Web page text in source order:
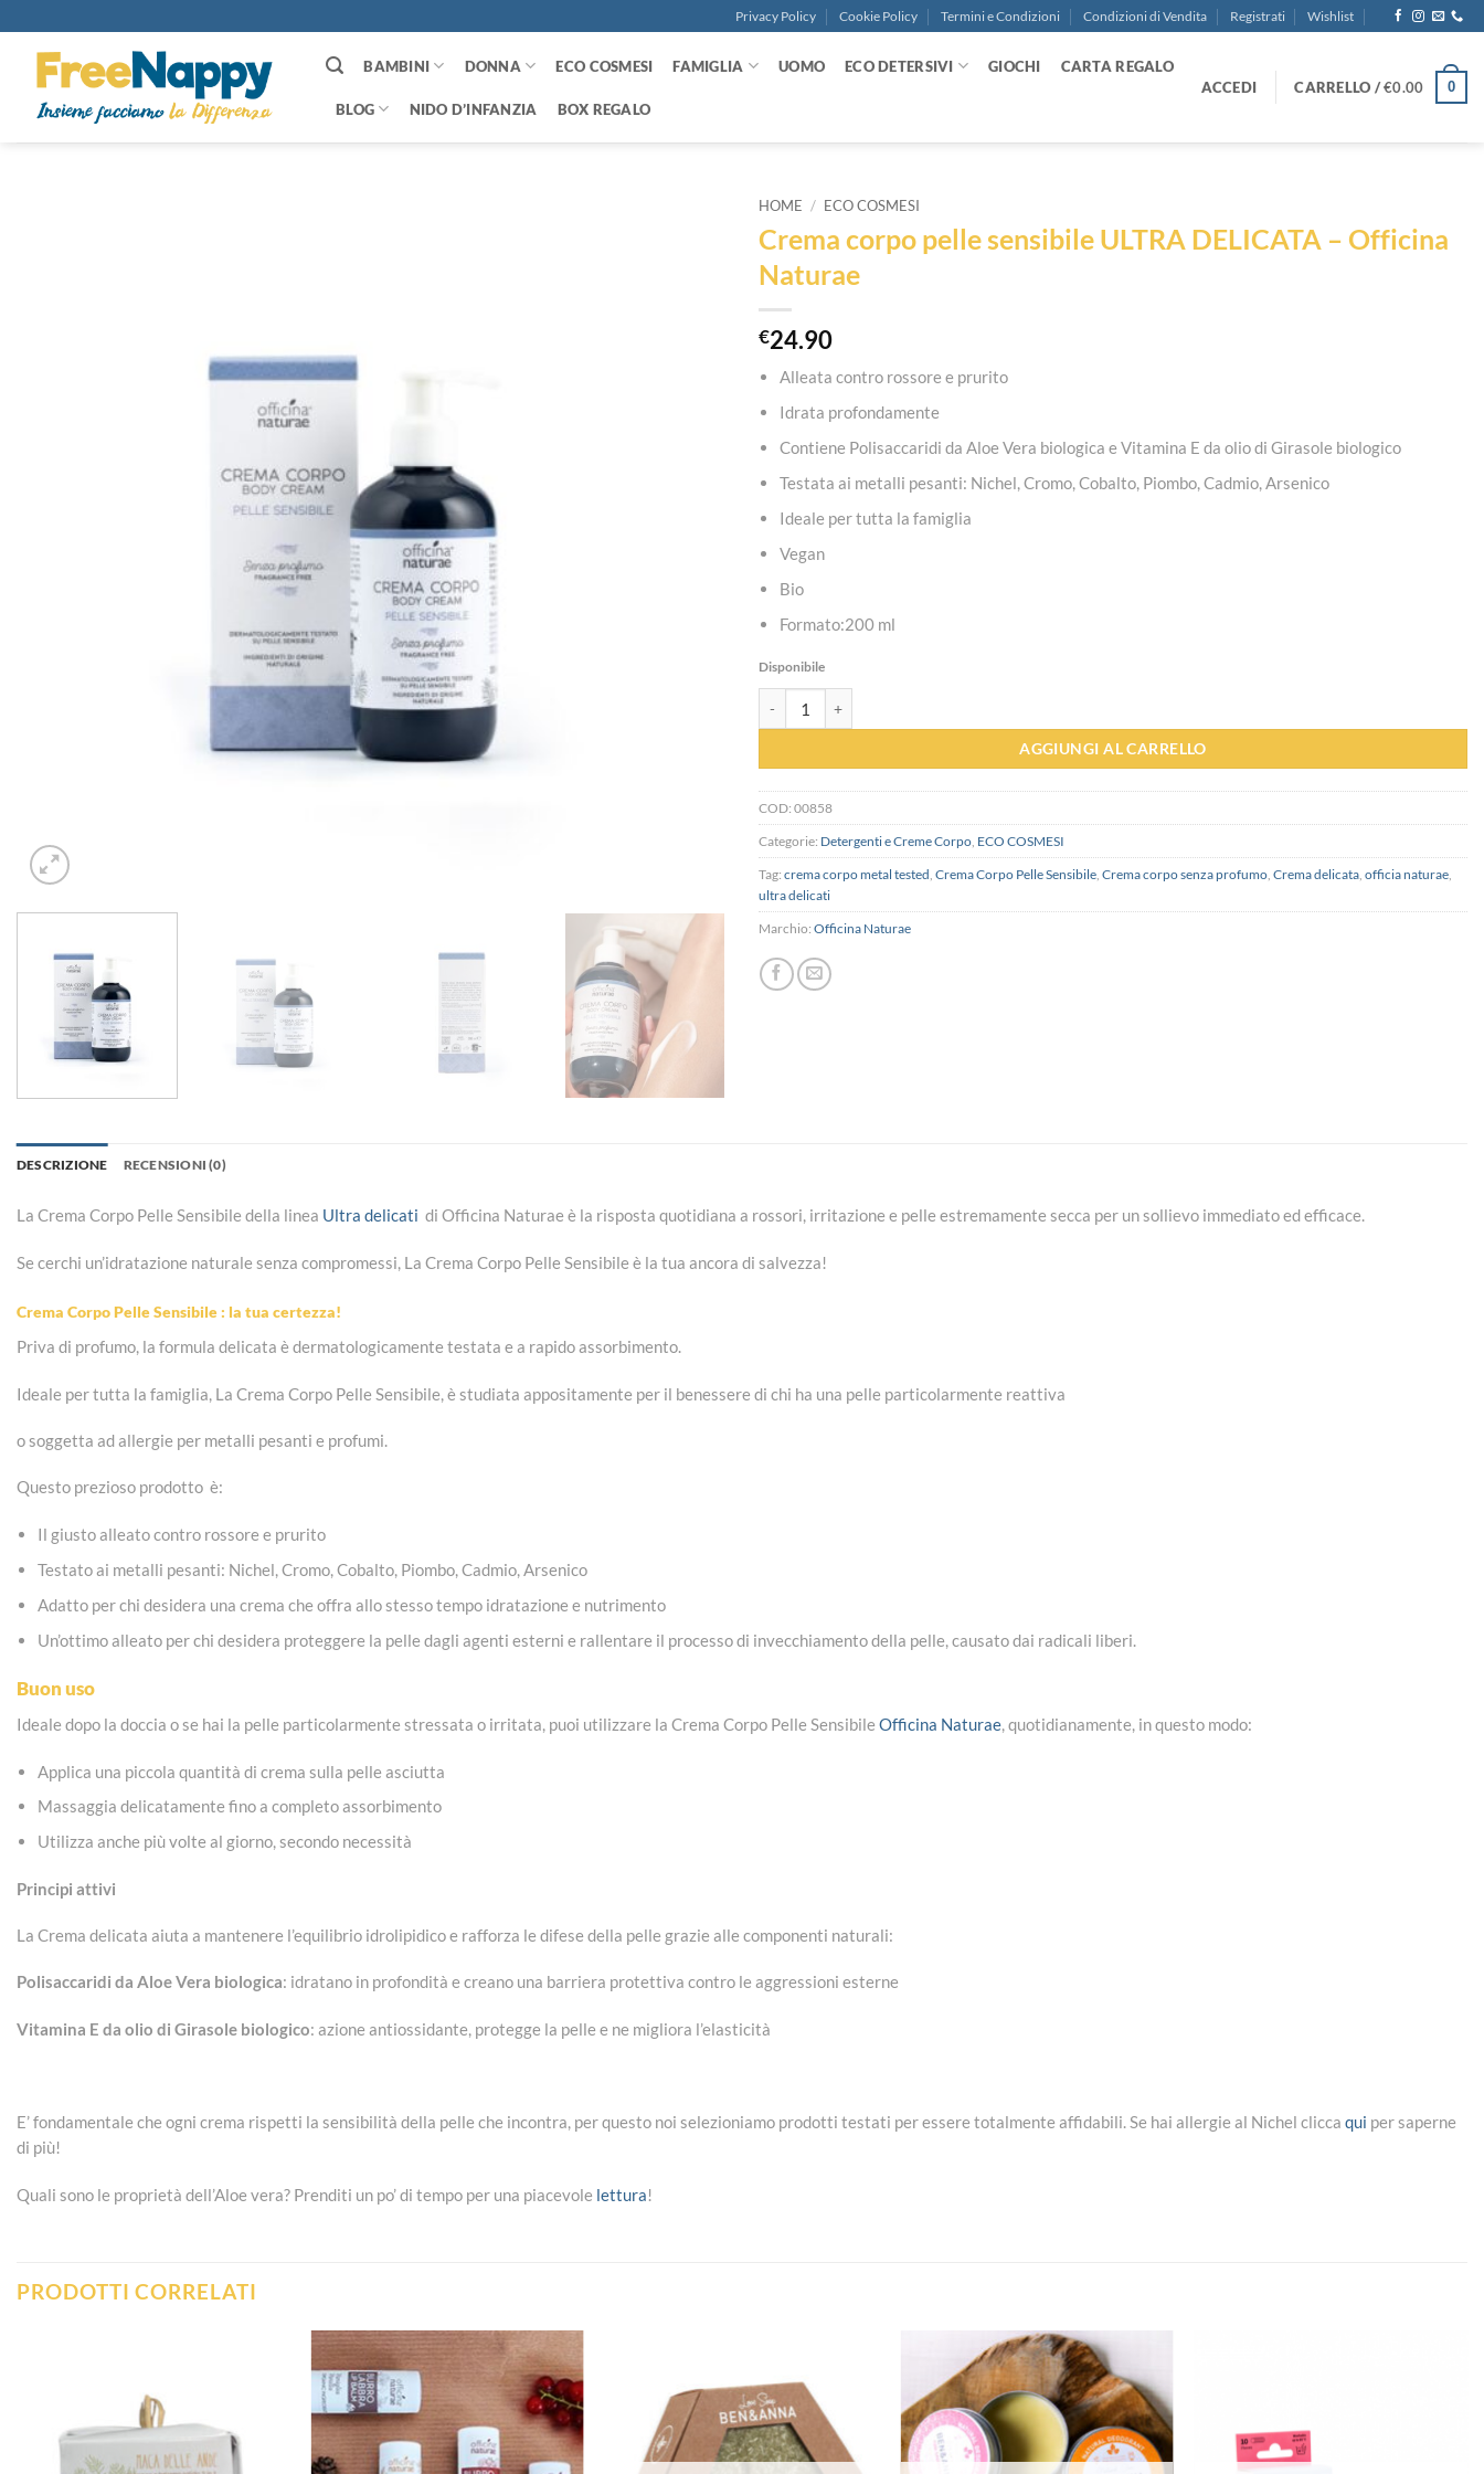
ai
contenuti
Privacy Policy Cookie Policy Termini e Condizioni Condizioni di Vendita Registrati Wishlist
BAMBINI DONNA ECO COSMESI FAMIGLIA UOMO ECO DETERSIVI GIOCHI CARTA REGALO
BLOG NIDO D’INFANZIA BOX REGALO
ACCEDI CARRELLO /€0.00 0
HOME / ECO COSMESI
Crema corpo pelle sensibile ULTRA DELICATA – Officina
Naturae
€24.90
Alleata contro rossore e prurito
Idrata profondamente
Contiene Polisaccaridi da Aloe Vera biologica e Vitamina E da olio di Girasole biologico
Testata ai metalli pesanti: Nichel, Cromo, Cobalto, Piombo, Cadmio, Arsenico
Ideale per tutta la famiglia
Vegan
Bio
Formato:200 ml
Disponibile
AGGIUNGI AL CARRELLO
COD: 00858
Categorie: Detergenti e Creme Corpo ECO COSMESI
Tag: crema corpo metal tested Crema Corpo Pelle Sensibile Crema corpo senza profumo Crema delicata officia naturae
ultra delicati
Marchio: Officina Naturae
DESCRIZIONE RECENSIONI (0)
La Crema Corpo Pelle Sensibile della linea Ultra delicati di Officina Naturae è la risposta quotidiana a rossori, irritazione e pelle estremamente secca per un sollievo immediato ed efficace.
Se cerchi un’idratazione naturale senza compromessi, La Crema Corpo Pelle Sensibile è la tua ancora di salvezza!
Crema Corpo Pelle Sensibile : la tua certezza!
Priva di profumo, la formula delicata è dermatologicamente testata e a rapido assorbimento.
Ideale per tutta la famiglia, La Crema Corpo Pelle Sensibile, è studiata appositamente per il benessere di chi ha una pelle particolarmente reattiva
o soggetta ad allergie per metalli pesanti e profumi.
Questo prezioso prodotto è:
Il giusto alleato contro rossore e prurito
Testato ai metalli pesanti: Nichel, Cromo, Cobalto, Piombo, Cadmio, Arsenico
Adatto per chi desidera una crema che offra allo stesso tempo idratazione e nutrimento
Un’ottimo alleato per chi desidera proteggere la pelle dagli agenti esterni e rallentare il processo di invecchiamento della pelle, causato dai radicali liberi.
Buon uso
Ideale dopo la doccia o se hai la pelle particolarmente stressata o irritata, puoi utilizzare la Crema Corpo Pelle Sensibile Officina Naturae, quotidianamente, in questo modo:
Applica una piccola quantità di crema sulla pelle asciutta
Massaggia delicatamente fino a completo assorbimento
Utilizza anche più volte al giorno, secondo necessità
Principi attivi
La Crema delicata aiuta a mantenere l’equilibrio idrolipidico e rafforza le difese della pelle grazie alle componenti naturali:
Polisaccaridi da Aloe Vera biologica: idratano in profondità e creano una barriera protettiva contro le aggressioni esterne
Vitamina E da olio di Girasole biologico: azione antiossidante, protegge la pelle e ne migliora l’elasticità
E’ fondamentale che ogni crema rispetti la sensibilità della pelle che incontra, per questo noi selezioniamo prodotti testati per essere totalmente affidabili. Se hai allergie al Nichel clicca qui per saperne
di più!
Quali sono le proprietà dell’Aloe vera? Prenditi un po’ di tempo per una piacevole lettura!
PRODOTTI CORRELATI
desideri
Aggiungi
alla lista
dei
desideri
alla lista
desideri
Aggiungi
alla lista
dei
desideri